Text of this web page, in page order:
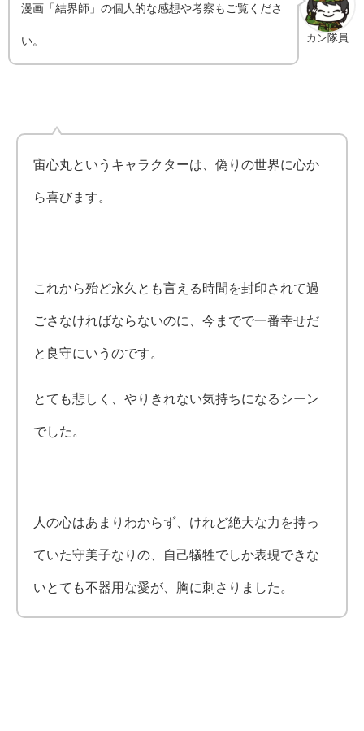
カン隊員
漫画「結界師」の個人的な感想や考察もご覧くださ
い。
宙心丸というキャラクターは、偽りの世界に心か
ら喜びます。
これから殆ど永久とも言える時間を封印されて過
ごさなければならないのに、今までで一番幸せだ
と良守にいうのです。
とても悲しく、やりきれない気持ちになるシーン
でした。
人の心はあまりわからず、けれど絶大な力を持っ
ていた守美子なりの、自己犠牲でしか表現できな
いとても不器用な愛が、胸に刺さりました。